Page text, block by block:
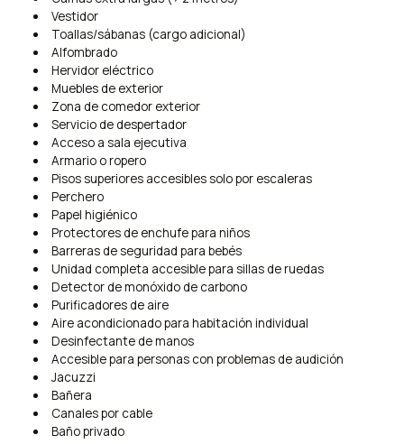
Vestidor
Toallas/sábanas (cargo adicional)
Alfombrado
Hervidor eléctrico
Muebles de exterior
Zona de comedor exterior
Servicio de despertador
Acceso a sala ejecutiva
Armario o ropero
Pisos superiores accesibles solo por escaleras
Perchero
Papel higiénico
Protectores de enchufe para niños
Barreras de seguridad para bebés
Unidad completa accesible para sillas de ruedas
Detector de monóxido de carbono
Purificadores de aire
Aire acondicionado para habitación individual
Desinfectante de manos
Accesible para personas con problemas de audición
Jacuzzi
Bañera
Canales por cable
Baño privado